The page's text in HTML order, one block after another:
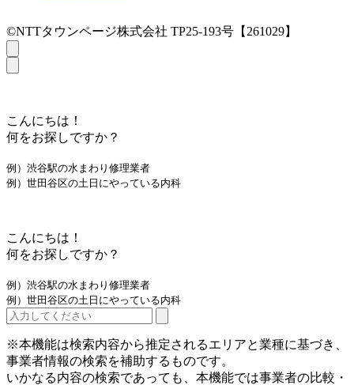
©NTTタウンページ株式会社 TP25-193号【261029】
こんにちは！
何をお探しですか？
例）渋谷駅の水まわり修理業者
例）世田谷区の土日にやっている内科
こんにちは！
何をお探しですか？
例）渋谷駅の水まわり修理業者
例）世田谷区の土日にやっている内科
※本機能は検索内容から推定されるエリアと業種に基づき、
事業者情報の検索を補助するものです。
いかなる内容の検索であっても、本機能では事業者の比較・